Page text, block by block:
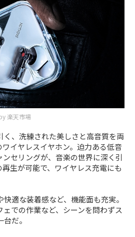
楽天市場
く、洗練された美しさと高音質を両
イヤレスイヤホン。迫力ある低音
ンセリングが、音楽の世界に深く引
生が可能で、ワイヤレス充電にも
適な装着感など、機能面も充実。
での作業など、シーンを問わずス
だ。